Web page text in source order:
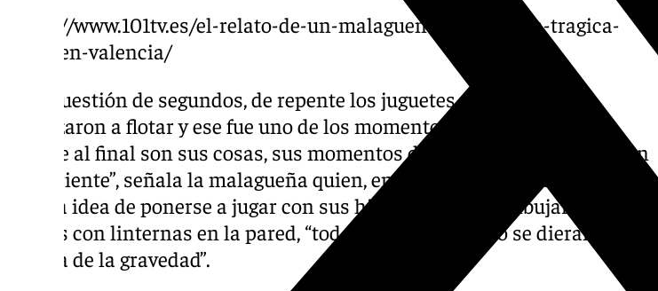
https://www.101tv.es/el-relato-de-un-malagueno-que-vive-la-tragica-
dana-en-valencia/
“Fue cuestión de segundos, de repente los juguetes de mis hijos
empezaron a flotar y ese fue uno de los momentos más angustiosos
porque al final son sus cosas, sus momentos de arraigos que se iban con
la corriente”, señala la malagueña quien, en momentos de plena tensión,
tuvo la idea de ponerse a jugar con sus hijos, así como a dibujar y hacer
figuras con linternas en la pared, “todo para que ellos no se dieran
cuenta de la gravedad”.